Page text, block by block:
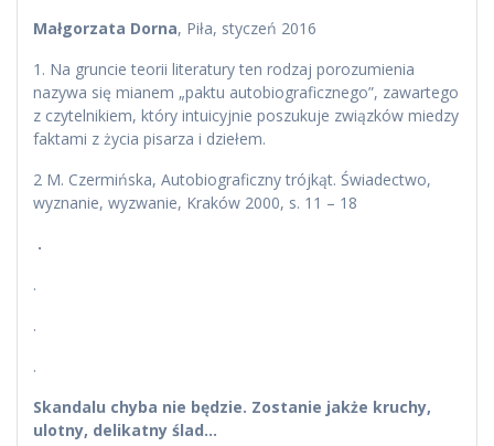
Małgorzata Dorna, Piła, styczeń 2016
1. Na gruncie teorii literatury ten rodzaj porozumienia
nazywa się mianem „paktu autobiograficznego”, zawartego
z czytelnikiem, który intuicyjnie poszukuje związków miedzy
faktami z życia pisarza i dziełem.
2 M. Czermińska, Autobiograficzny trójkąt. Świadectwo,
wyznanie, wyzwanie, Kraków 2000, s. 11 – 18
.
.
.
.
Skandalu chyba nie będzie. Zostanie jakże kruchy,
ulotny, delikatny ślad…